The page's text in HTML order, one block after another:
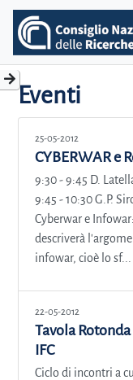
Eventi
25-05-2012
CYBERWAR e
9:30 - 9:45 D.
9:45 - 10:30 G.P.
Cyberwar e
descriverà
infowar, cioè lo sf...
22-05-2012
Tavola
IFC
Ciclo di incontri a